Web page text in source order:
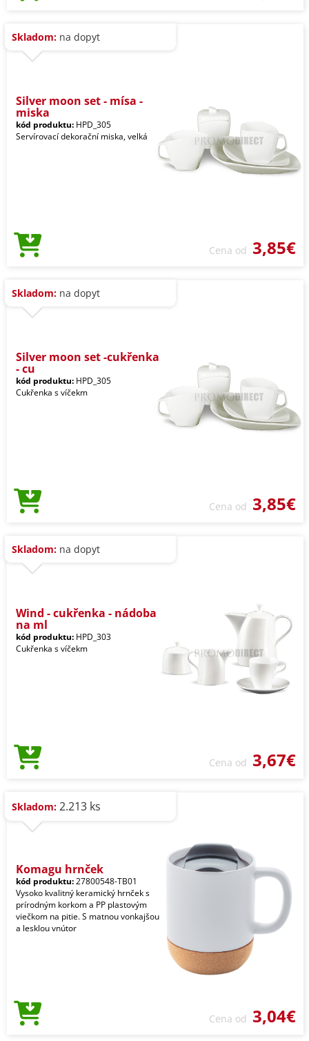
Skladom: na dopyt
Silver moon set - mísa -
miska
kód produktu: HPD_305
Servírovací dekorační miska, velká
Cena od 3,85€
Skladom: na dopyt
Silver moon set -cukřenka
- cu
kód produktu: HPD_305
Cukřenka s víčekm
Cena od 3,85€
Skladom: na dopyt
Wind - cukřenka - nádoba
na ml
kód produktu: HPD_303
Cukřenka s víčekm
Cena od 3,67€
Skladom: 2.213 ks
Komagu hrnček
kód produktu:27800548-TB01
Vysoko kvalitný keramický hrnček s
prírodným korkom a PP plastovým
viečkom na pitie. S matnou vonkajšou
a lesklou vnútor
Cena od 3,04€